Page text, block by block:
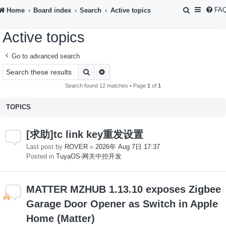
Home Board index Search Active topics
S
Active topics
Go to advanced search
Search
Search found 12 matches • Page 1 of 1
TOPICS
[求助]tc link key重发设置
Last post by ROVER « 2026年 Aug 7日 17:37
Posted in TuyaOS-网关中控开发
MATTER MZHUB 1.13.10 exposes Zigbee
Garage Door Opener as Switch in Apple
Home (Matter)